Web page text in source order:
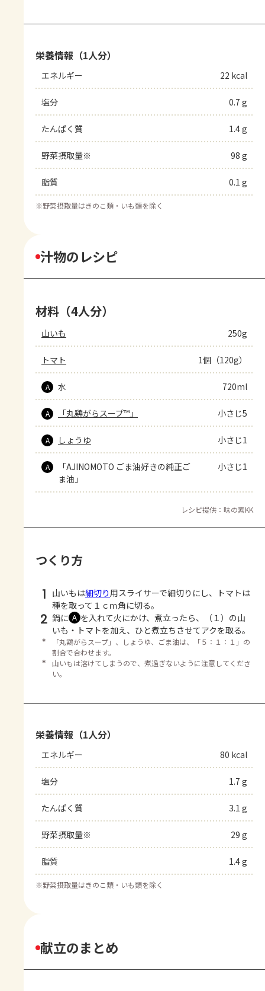
栄養情報（1人分）
エネルギー 22 kcal
塩分 0.7 g
たんぱく質 1.4 g
野菜摂取量※ 98 g
脂質 0.1 g
※野菜摂取量はきのこ類・いも類を除く
汁物のレシピ
材料（4人分）
山いも 250g
トマト 1個（120g）
A 水 720ml
A 「丸鶏がらスープ™」 小さじ5
A しょうゆ 小さじ1
A
「AJINOMOTO ごま油好きの純正ご
ま油」
小さじ1
レシピ提供：味の素KK
つくり方
1 山いもは細切り用スライサーで細切りにし、トマトは
種を取って１ｃｍ角に切る。
2 鍋に Ａ を入れて火にかけ、煮立ったら、（１）の山
いも・トマトを加え、ひと煮立ちさせてアクを取る。
＊
「丸鶏がらスープ」、しょうゆ、ごま油は、「５：１：１」の
割合で合わせます。
＊
山いもは溶けてしまうので、煮過ぎないように注意してくださ
い。
栄養情報（1人分）
エネルギー 80 kcal
塩分 1.7 g
たんぱく質 3.1 g
野菜摂取量※ 29 g
脂質 1.4 g
※野菜摂取量はきのこ類・いも類を除く
献立のまとめ